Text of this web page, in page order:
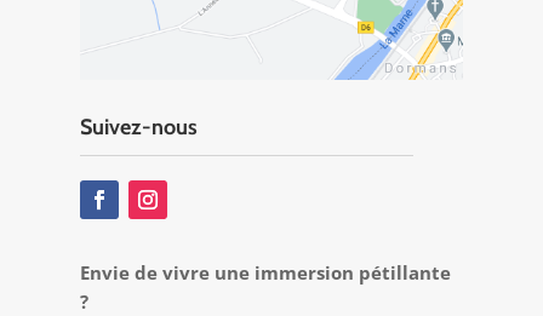
Suivez-nous
Envie de vivre une immersion pétillante
?